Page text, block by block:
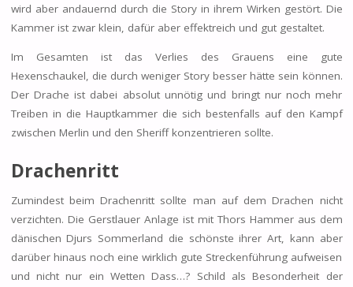
wird aber andauernd durch die Story in ihrem Wirken gestört. Die
Kammer ist zwar klein, dafür aber effektreich und gut gestaltet.
Im Gesamten ist das Verlies des Grauens eine gute
Hexenschaukel, die durch weniger Story besser hätte sein können.
Der Drache ist dabei absolut unnötig und bringt nur noch mehr
Treiben in die Hauptkammer die sich bestenfalls auf den Kampf
zwischen Merlin und den Sheriff konzentrieren sollte.
Drachenritt
Zumindest beim Drachenritt sollte man auf dem Drachen nicht
verzichten. Die Gerstlauer Anlage ist mit Thors Hammer aus dem
dänischen Djurs Sommerland die schönste ihrer Art, kann aber
darüber hinaus noch eine wirklich gute Streckenführung aufweisen
und nicht nur ein Wetten Dass…? Schild als Besonderheit der